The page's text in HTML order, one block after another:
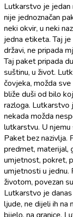
Lutkarstvo je jedan
nije jednoznačan
neki okvir, u neki
jedna etiketa. Taj
državi, ne pripada
Taj paket pripada
suštinu, u život.
čovjeka, možda
bliže duši od bilo
razloga. Lutkarstvo
nekada možda
lutkarstvu. U
Paket bez nazivlja.
predmet, materijal,
umjetnost, pokret,
umjetnosti u jednu.
životom, povezan
Lutkarstvo je
ljude, ne dijeli ih na
bijelo, na granice.